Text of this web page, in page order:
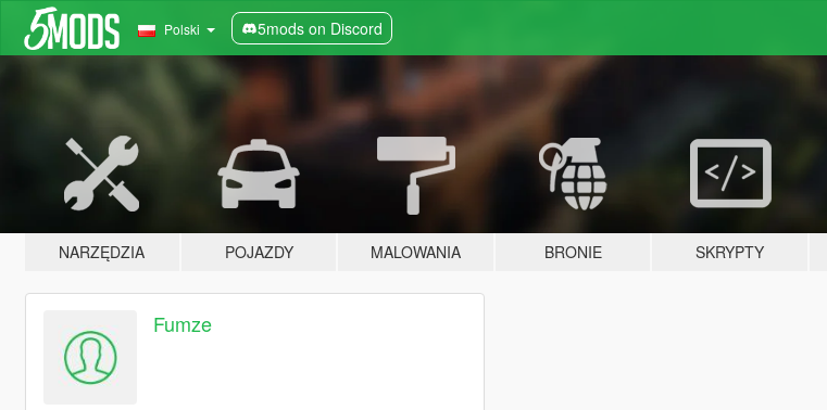
Polski 5mods on Discord
NARZĘDZIA POJAZDY MALOWANIA BRONIE SKRYPTY
Fumze